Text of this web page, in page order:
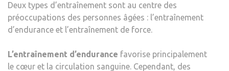
Deux types d’entraînement sont au centre des
préoccupations des personnes âgées : l’entraînement
d’endurance et l’entraînement de force.
L’entraînement d’endurance favorise principalement
le cœur et la circulation sanguine. Cependant, des